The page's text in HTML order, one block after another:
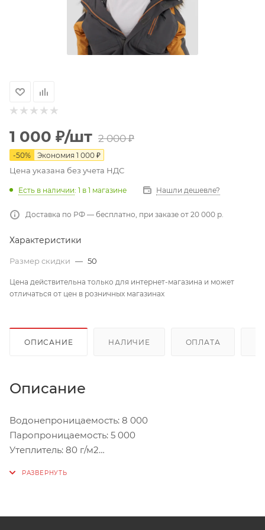
1 000 ₽/шт 2 000₽
-50% Экономия 1 000 ₽
Цена указана без учета НДС
Есть в наличии: 1 в 1 магазине Нашли дешевле?
Доставка по РФ — бесплатно, при заказе от 20 000 р.
Характеристики
Размер скидки — 50
Цена действительна только для интернет-магазина и может
отличаться от цен в розничных магазинах
ОПИСАНИЕ НАЛИЧИЕ ОПЛАТА
Описание
Водонепроницаемость: 8 000
Паропроницаемость: 5 000
Утеплитель: 80 г/м2